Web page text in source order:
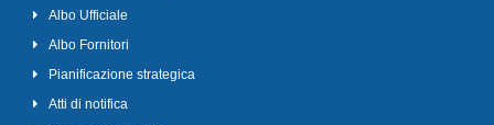
Albo Ufficiale
Albo Fornitori
Pianificazione strategica
Atti di notifica